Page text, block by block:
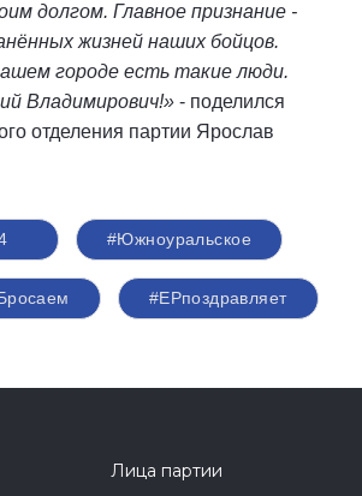
долгом. Главное признание -
жизней наших бойцов.
городе есть такие люди.
Владимирович!» - поделился
отделения партии Ярослав
#Южноуральское
#ЕРпоздравляет
Лица партии